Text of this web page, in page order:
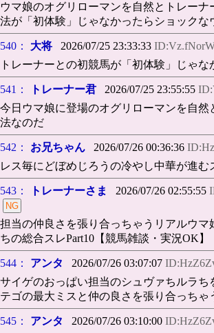
ウマ娘のオグリローマンを自然とトレーナ
法が「初体験」じゃなかったらショックな
540： 大将 2026/07/25 23:33:33
トレーナーとの初競馬が「初体験」じゃな
541： トレーナー君 2026/07/25 23:55:55
今日ウマ娘に登場のオグリローマンを自然
法なのだ
542： お兄ちゃん 2026/07/26 00:36:36
レス毎にどぼめじろうの冷やし中華が進む
543： トレーナーさま 2026/07/26 02:55:55
担当の仲良さを張り合っちゃうリアルウマ
ちの総合スレPart10【競馬雑談・実況OK】
544： アンタ 2026/07/26 03:07:07
サイゲのおっぱい担当のシュヴァちルラち
テゴの最大ミスと仲の良さを張り合っちゃ
545： アンタ 2026/07/26 03:10:00